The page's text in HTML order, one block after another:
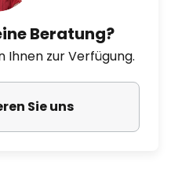
Beratung?
Ihnen zur Verfügung.
Sie uns